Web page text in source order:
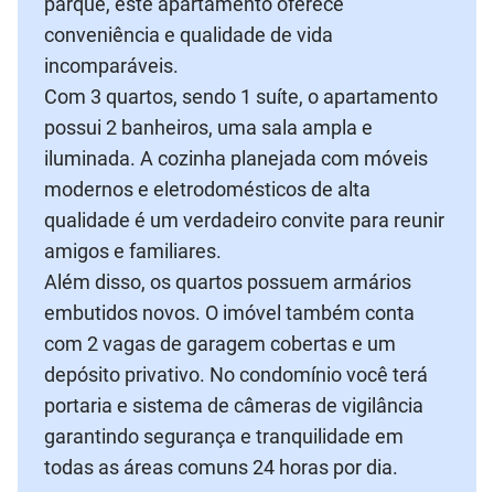
conveniência e qualidade de vida
incomparáveis.
Com 3 quartos, sendo 1 suíte, o apartamento
possui 2 banheiros, uma sala ampla e
iluminada. A cozinha planejada com móveis
modernos e eletrodomésticos de alta
qualidade é um verdadeiro convite para reunir
amigos e familiares.
Além disso, os quartos possuem armários
embutidos novos. O imóvel também conta
com 2 vagas de garagem cobertas e um
depósito privativo. No condomínio você terá
portaria e sistema de câmeras de vigilância
garantindo segurança e tranquilidade em
todas as áreas comuns 24 horas por dia.